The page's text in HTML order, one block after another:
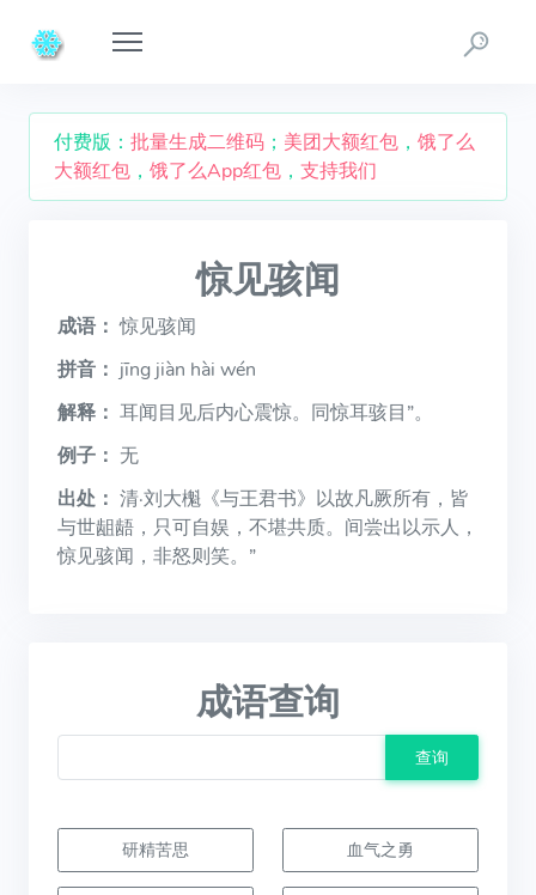
付费版： 批量生成二维码 ； 美团大额红包 ， 饿了么
大额红包 ， 饿了么App红包 ， 支持我们
惊见骇闻
成语： 惊见骇闻
拼音： jīng jiàn hài wén
解释： 耳闻目见后内心震惊。同惊耳骇目”。
例子： 无
出处： 清·刘大櫆《与王君书》以故凡厥所有，皆
与世龃龉，只可自娱，不堪共质。间尝出以示人，
惊见骇闻，非怒则笑。”
成语查询
查询
研精苦思 血气之勇